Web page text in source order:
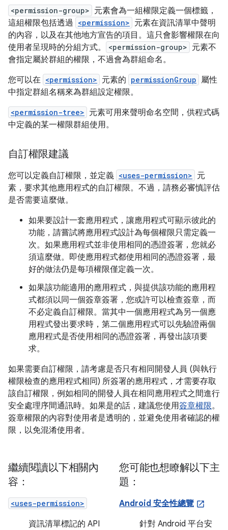
<permission-group> 元素會為一組權限定義一個標籤，
這組權限包括透過 <permission> 元素在資訊清單中聲明
的內容，以及在其他地方宣告的項目。這只會影響權限在向
使用者呈現時的分組方式。
<permission-group> 元素不
會指定屬於群組的權限，不過會為群組命名。
您可以在 <permission> 元素的 permissionGroup 屬性
中指定群組名稱來為群組設定權限。
<permission-tree> 元素可用來聲明命名空間，供程式碼
中定義的某一權限群組使用。
自訂權限建議
您可以定義自訂權限，並定義 <uses-permission> 元
素，要求其他應用程式的自訂權限。不過，請務必審慎評估
是否需要這麼做。
如果要設計一套應用程式，讓應用程式可顯示彼此的
功能，請嘗試將應用程式設計為每個權限只需定義一
次。如果應用程式並非使用相同的憑證簽署，您就必
須這麼做。即使應用程式都使用相同的憑證簽署，最
好的做法仍是每項權限僅定義一次。
如果該功能適用的應用程式，與提供該功能的應用程
式都須以同一個簽章簽署，您或許可以檢查簽章，而
不必定義自訂權限。當其中一個應用程式為另一個應
用程式發出要求時，第二個應用程式可以先驗證兩個
應用程式是否使用相同的憑證簽署，再發出該項要
求。
如果需要自訂權限，請考慮是否只有相同開發人員 (與執行
權限檢查的應用程式相同) 所簽署的應用程式，才需要存取
該自訂權限，例如相同的開發人員在相同應用程式之間進行
安全處理序間通訊時。如果是的話，建議您使用簽章權限。
簽章權限的內容對使用者是透明的，並避免使用者確認的權
限，以免混淆使用者。
繼續閱讀以下相關內
容：
<uses-permission>
資訊清單標記的 API
您可能也想瞭解以下主
題：
Android 安全性總覽
針對 Android 平台安